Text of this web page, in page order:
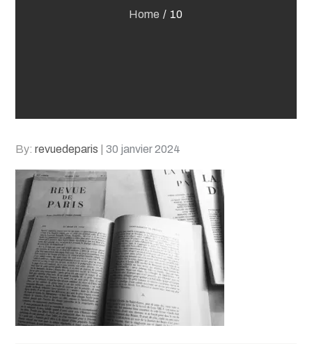
Home 10
By:revuedeparis
Posted
on
30 janvier 2024